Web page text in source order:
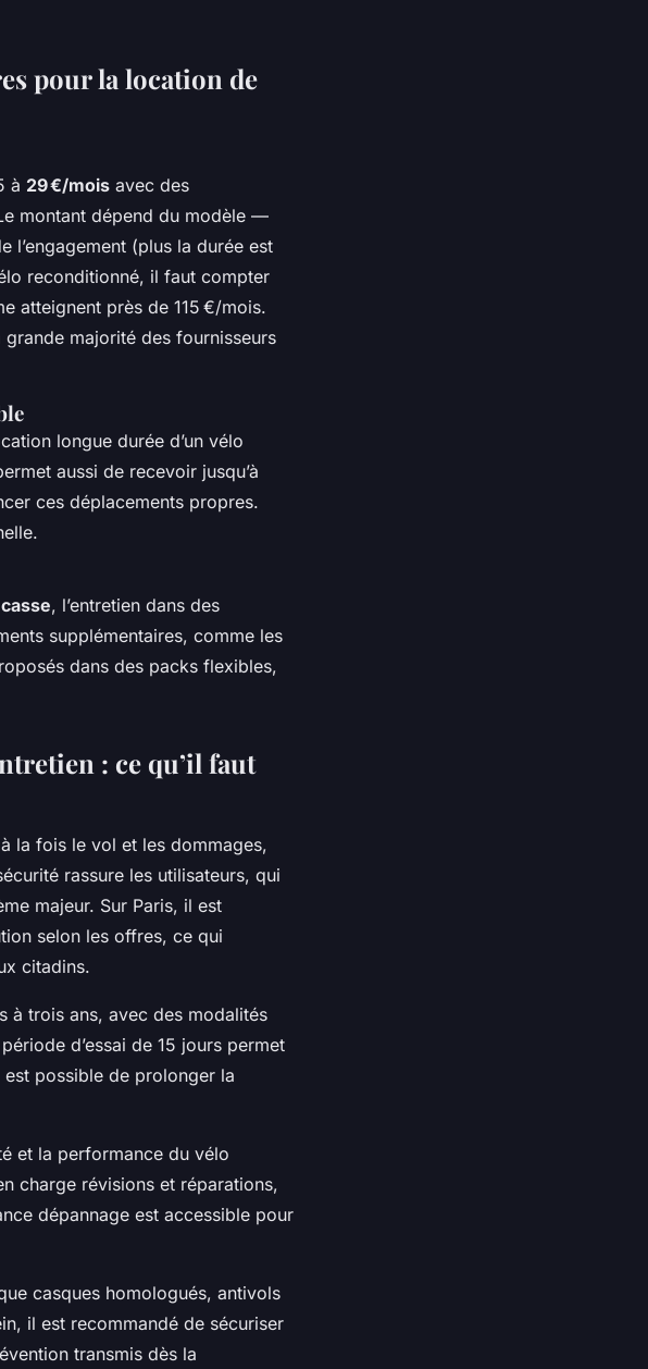
pour la location de
à 29 €/mois avec des
montant dépend du modèle —
l’engagement (plus la durée est
reconditionné, il faut compter
atteignent près de 115 €/mois.
grande majorité des fournisseurs
longue durée d’un vélo
aussi de recevoir jusqu’à
ces déplacements propres.
, l’entretien dans des
supplémentaires, comme les
dans des packs flexibles,
: ce qu’il faut
la fois le vol et les dommages,
rassure les utilisateurs, qui
majeur. Sur Paris, il est
selon les offres, ce qui
citadins.
à trois ans, avec des modalités
d’essai de 15 jours permet
est possible de prolonger la
et la performance du vélo
charge révisions et réparations,
dépannage est accessible pour
casques homologués, antivols
il est recommandé de sécuriser
transmis dès la